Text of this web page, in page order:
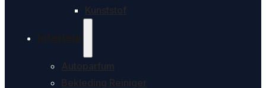
Kunststof
Autoparfum
Bekleding Reiniger